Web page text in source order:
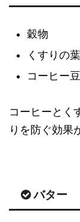
穀物
くすりの葉
コーヒー豆
コーヒーとく
りを防ぐ効果
バター